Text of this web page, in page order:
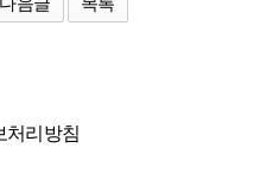
처리방침